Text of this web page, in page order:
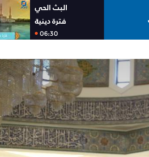
البث الحي
فترة دينية
06:30